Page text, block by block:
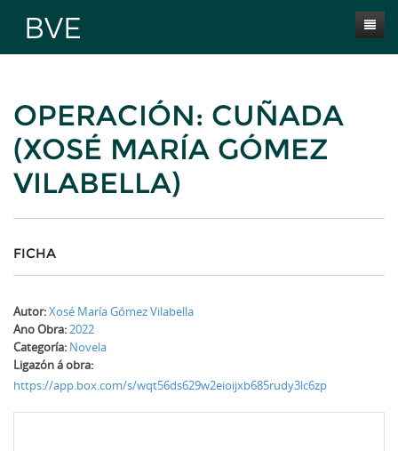
Presentación
Obras
Selección BVE
Novas
OPERACIÓN: CUÑADA
(XOSÉ MARÍA GÓMEZ
VILABELLA)
FICHA
Autor:Xosé María Gómez Vilabella
Ano Obra:2022
Categoría: Novela
Ligazón á obra:
https://app.box.com/s/wqt56ds629w2eioijxb685rudy3lc6zp